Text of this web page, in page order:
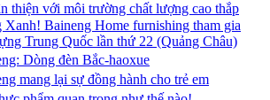
thiện với môi trường chất lượng cao thắp
Xanh! Baineng Home furnishing tham gia
Trung Quốc lần thứ 22 (Quảng Châu)
Dòng đèn Bắc-haoxue
mang lại sự đồng hành cho trẻ em